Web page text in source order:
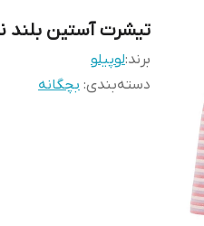
تیشرت آستین بلند
برند:لوپیلو
دسته‌بندی: بچگانه